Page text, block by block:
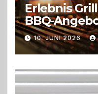
Erlebnis
BBQ-
perfekten
Trend zu
Live-
10. JUNI 2026